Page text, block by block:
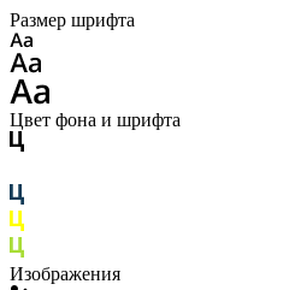
Размер шрифта
Цвет фона и шрифта
Изображения